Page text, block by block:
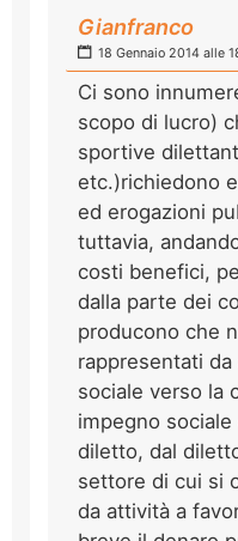
Gianfranco
18 Gennaio 2014 alle
Ci sono
scopo di lucro)
sportive
etc.)richiedono
ed erogazioni
tuttavia,
costi benefici,
dalla parte dei
producono che
rappresentati
sociale verso la
impegno
diletto, dal
settore di cui si
da attività a